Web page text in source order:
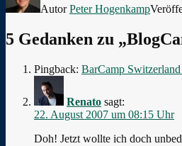
AutorPeter Hogenkamp
5 Gedanken zu
Pingback: BarCamp
Renato sagt:
22. August 2007 um 08:15 Uhr
Doh! Jetzt wollte ich doch